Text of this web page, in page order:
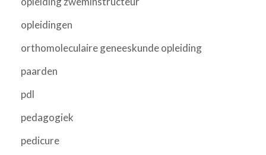
opleidingen
orthomoleculaire geneeskunde opleiding
paarden
pdl
pedagogiek
pedicure